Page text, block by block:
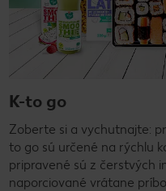
K-to go
Zoberte si a vychutnajte:
to go sú určené na rýchlu
pripravené sú z čerstvých
naporciované vrátane